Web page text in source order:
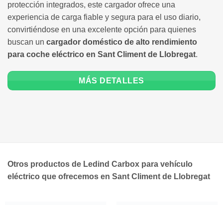
protección integrados, este cargador ofrece una
experiencia de carga fiable y segura para el uso diario,
convirtiéndose en una excelente opción para quienes
buscan un cargador doméstico de alto rendimiento
para coche eléctrico en Sant Climent de Llobregat.
MÁS DETALLES
Otros productos de Ledind Carbox para vehículo
eléctrico que ofrecemos en Sant Climent de Llobregat